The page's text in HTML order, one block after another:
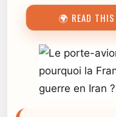
🌍 READ